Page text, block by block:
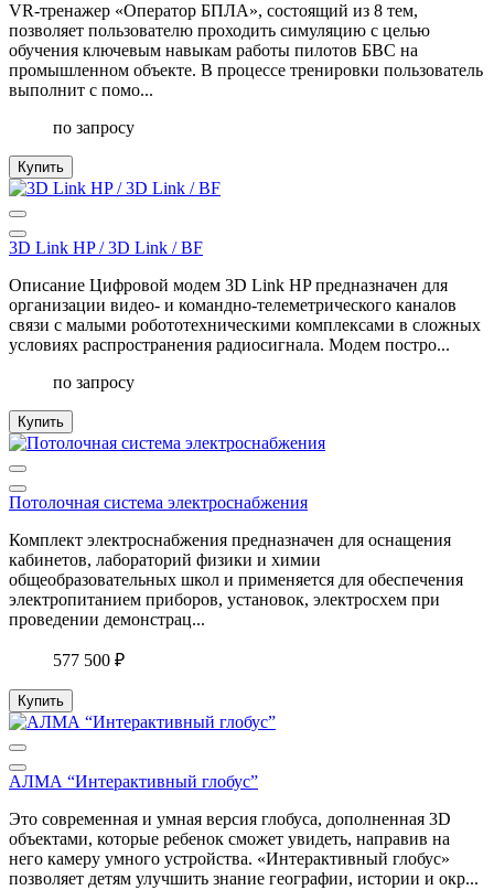
VR-тренажер «Оператор БПЛА», состоящий из 8 тем,
позволяет пользователю проходить симуляцию с целью
обучения ключевым навыкам работы пилотов БВС на
промышленном объекте. В процессе тренировки пользователь
выполнит с помо...
по запросу
Купить
3D Link HP / 3D Link / BF
Описание Цифровой модем 3D Link HP предназначен для
организации видео- и командно-телеметрического каналов
связи с малыми робототехническими комплексами в сложных
условиях распространения радиосигнала. Модем постро...
по запросу
Купить
Потолочная система электроснабжения
Комплект электроснабжения предназначен для оснащения
кабинетов, лабораторий физики и химии
общеобразовательных школ и применяется для обеспечения
электропитанием приборов, установок, электросхем при
проведении демонстрац...
577 500 ₽
Купить
АЛМА “Интерактивный глобус”
Это современная и умная версия глобуса, дополненная 3D
объектами, которые ребенок сможет увидеть, направив на
него камеру умного устройства. «Интерактивный глобус»
позволяет детям улучшить знание географии, истории и окр...